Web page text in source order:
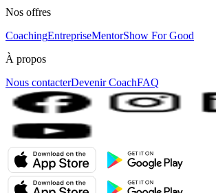
Nos offres
CoachingEntrepriseMentorShow For Good
À propos
Nous contacterDevenir CoachFAQ